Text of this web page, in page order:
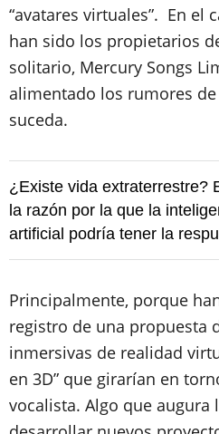
“avatares virtuales”. En el
han sido los propietarios
solitario, Mercury Songs
alimentado los rumores
suceda.
¿Existe vida extraterrestre?
la razón por la que la
artificial podría tener la
Principalmente, porque
registro de una propuesta
inmersivas de realidad
en 3D” que girarían en
vocalista. Algo que augura